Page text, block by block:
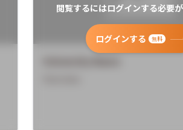
閲覧するにはログインする必要が
ログインする 無料